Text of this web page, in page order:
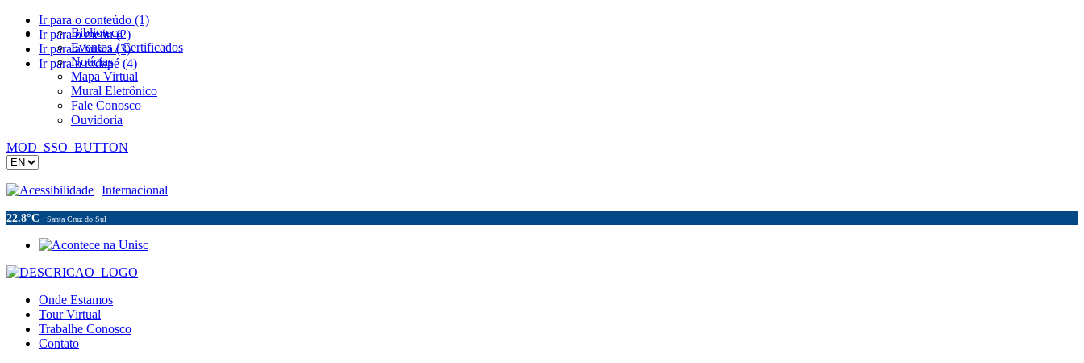
Ir para o conteúdo (1)
Ir para o menu (2)
Ir para a busca (3)
Ir para o rodapé (4)
Biblioteca
Eventos / Certificados
Notícias
Mapa Virtual
Mural Eletrônico
Fale Conosco
Ouvidoria
MOD_SSO_BUTTON
Acessibilidade Internacional
22.8°C Santa Cruz do Sul
Onde Estamos
Tour Virtual
Trabalhe Conosco
Contato